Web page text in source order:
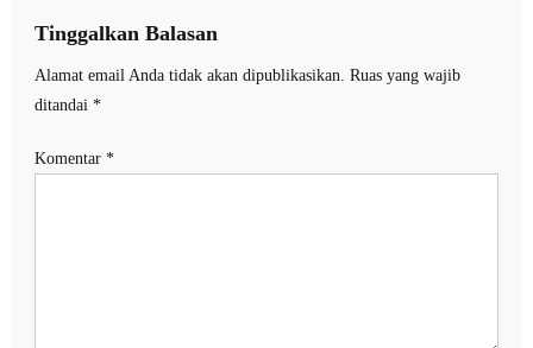
Tinggalkan Balasan
Alamat email Anda tidak akan dipublikasikan. Ruas yang wajib
ditandai *
Komentar *